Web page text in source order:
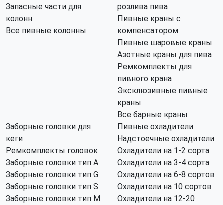
Запасные части для
колонн
Все пивные колонны
розлива пива
Пивные краны с
компенсатором
Пивные шаровые краны
Азотные краны для пива
Ремкомплекты для
пивного крана
Эксклюзивные пивные
краны
Все барные краны
Заборные головки для
кеги
Ремкомплекты головок
Заборные головки тип А
Заборные головки тип G
Заборные головки тип S
Заборные головки тип M
Пивные охладители
Надстоечные охладители
Охладители на 1-2 сорта
Охладители на 3-4 сорта
Охладители на 6-8 сортов
Охладители на 10 сортов
Охладители на 12-20